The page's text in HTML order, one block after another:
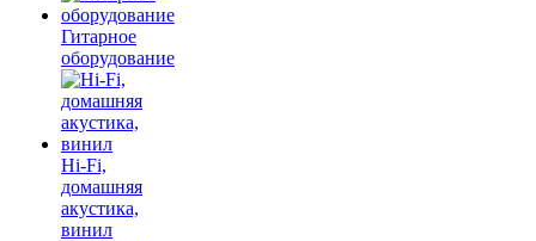
Гитарное
оборудование
Hi-Fi,
домашняя
акустика,
винил